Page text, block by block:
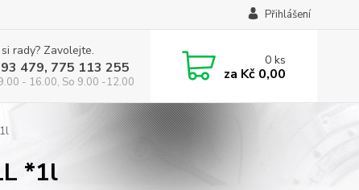
Přihlášení
rady? Zavolejte.
479, 775 113 255
- 16.00, So 9.00 -12.00
0ks
za Kč 0,00
*1l